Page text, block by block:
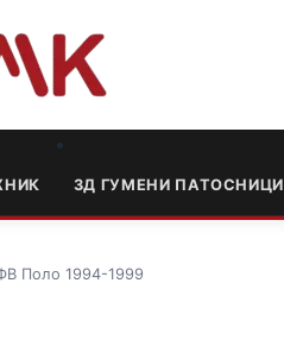
3Д ГУМЕНИ ПАТОСНИЦИ
Поло 1994-1999